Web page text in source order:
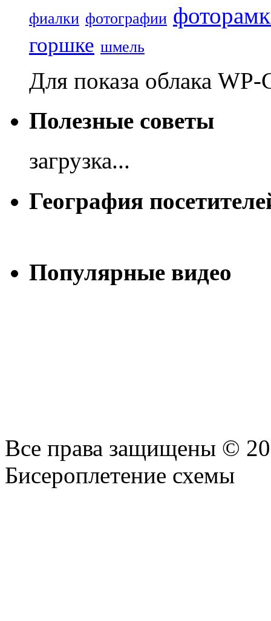
фиалки фотографии
горшке шмель
Для показа облака
Полезные советы
загрузка...
География
Популярные видео
Все права защищены ©
Бисероплетение схемы